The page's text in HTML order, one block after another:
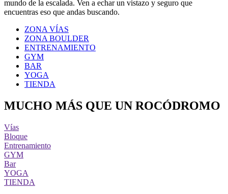
mundo de la escalada. Ven a echar un vistazo y seguro que
encuentras eso que andas buscando.
ZONA VÍAS
ZONA BOULDER
ENTRENAMIENTO
GYM
BAR
YOGA
TIENDA
MUCHO MÁS QUE UN ROCÓDROMO
Vías
Bloque
Entrenamiento
GYM
Bar
YOGA
TIENDA